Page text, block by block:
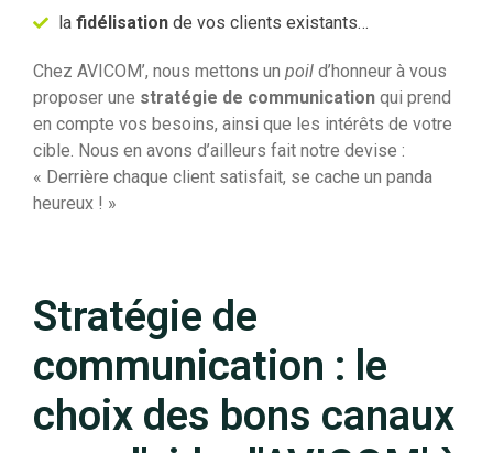
la fidélisationde vos clients existants…
Chez AVICOM’, nous mettons un poil d’honneur à vous
proposer une stratégie de communication qui prend
en compte vos besoins, ainsi que les intérêts de votre
cible. Nous en avons d’ailleurs fait notre devise :
« Derrière chaque client satisfait, se cache un panda
heureux ! »
Stratégie de
communication : le
choix des bons canaux